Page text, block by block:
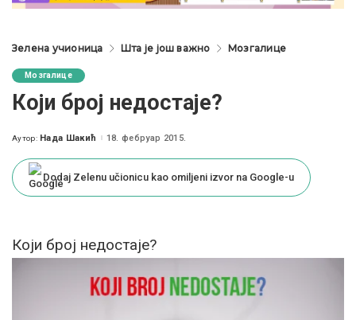
Зелена учионица Шта је још важно Мозгалице
Мозгалице
Који број недостаје?
Posted
Аутор: Нада Шакић 18. фебруар 2015.
Dodaj Zelenu učionicu kao omiljeni izvor na Google-u
Који број недостаје?